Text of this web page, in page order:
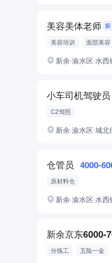
美容美体老师
美容培训 面部美容
新余·渝水区·水西
小车司机驾驶
C2驾照
新余·渝水区·城北
仓管员 4000-
原材料仓
新余·渝水区·水西
分拣工 五险一金